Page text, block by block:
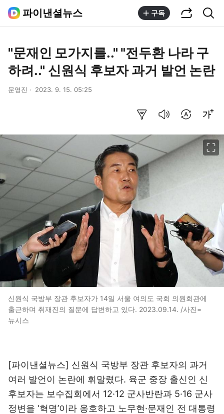
파이낸셜뉴스 구독
"문재인 모가지를.." "전두환 나라 구
하려.." 신원식 후보자 과거 발언 논란
문영진 2023. 9. 15. 05:25
신원식 국방부 장관 후보자가 14일 서울 여의도 국회 의원회관에
출근하며 취재진의 질문에 답변하고 있다. 2023.09.14. /사진=
뉴시스
[파이낸셜뉴스] 신원식 국방부 장관 후보자의 과거
여러 발언이 논란에 휘말렸다. 육군 중장 출신인 신
후보자는 보수집회에서 12·12 군사반란과 5·16 군사
정변을 ‘혁명’이라 옹호하고 노무현·문재인 전 대통령